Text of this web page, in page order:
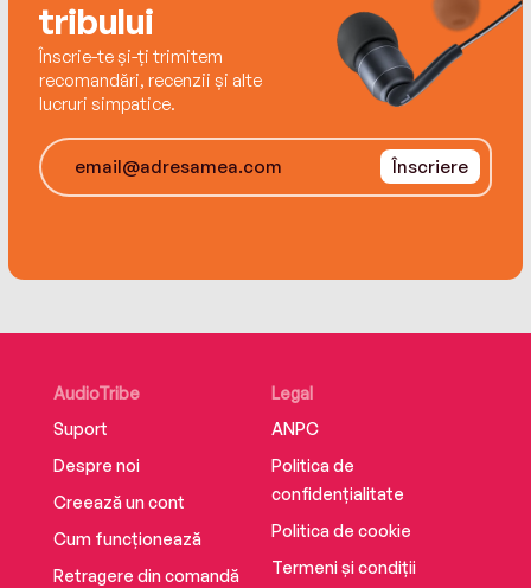
tribului
Înscrie-te și-ți trimitem
recomandări, recenzii și alte
lucruri simpatice.
Înscriere
AudioTribe
Suport
Despre noi
Creează un cont
Cum funcționează
Retragere din comandă
Legal
ANPC
Politica de
confidențialitate
Politica de cookie
Termeni și condiții